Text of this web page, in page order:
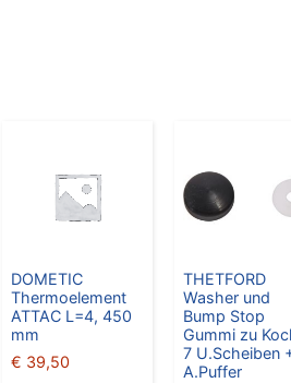
DOMETIC
Thermoelement
ATTAC L=4, 450
mm
€ 39,50
THETFORD
Washer und
Bump Stop
Gummi zu
7 U.Scheiben
A.Puffer